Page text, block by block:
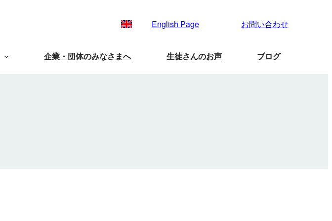
English Page お問い合わせ
企業・団体のみなさまへ 生徒さんのお声 ブログ